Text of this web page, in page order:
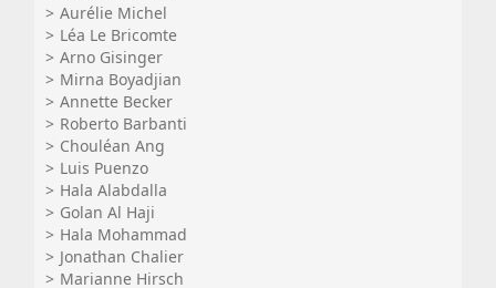
Aurélie Michel
Léa Le Bricomte
Arno Gisinger
Mirna Boyadjian
Annette Becker
Roberto Barbanti
Chouléan Ang
Luis Puenzo
Hala Alabdalla
Golan Al Haji
Hala Mohammad
Jonathan Chalier
Marianne Hirsch